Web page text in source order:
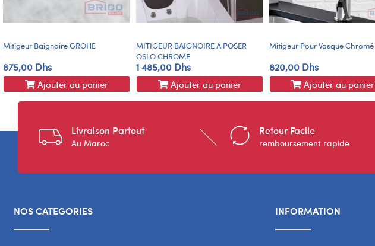
Mitigeur Baignoire GROHE
875,00 Dhs
Ajouter au panier
MITIGEUR BAIGNOIRE A POSER
OSLO CHROME
1 485,00 Dhs
Ajouter au panier
Mitigeur Pour Vasque Chromé
820,00 Dhs
Ajouter au panier
Livraison Partout
Au Maroc
Retour Facile
remboursement rapide
NOS CATEGORIES INFORMATION